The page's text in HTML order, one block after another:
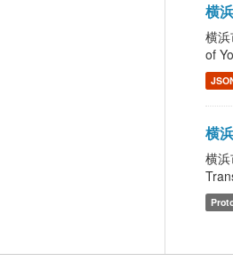
横
横
of
横
横